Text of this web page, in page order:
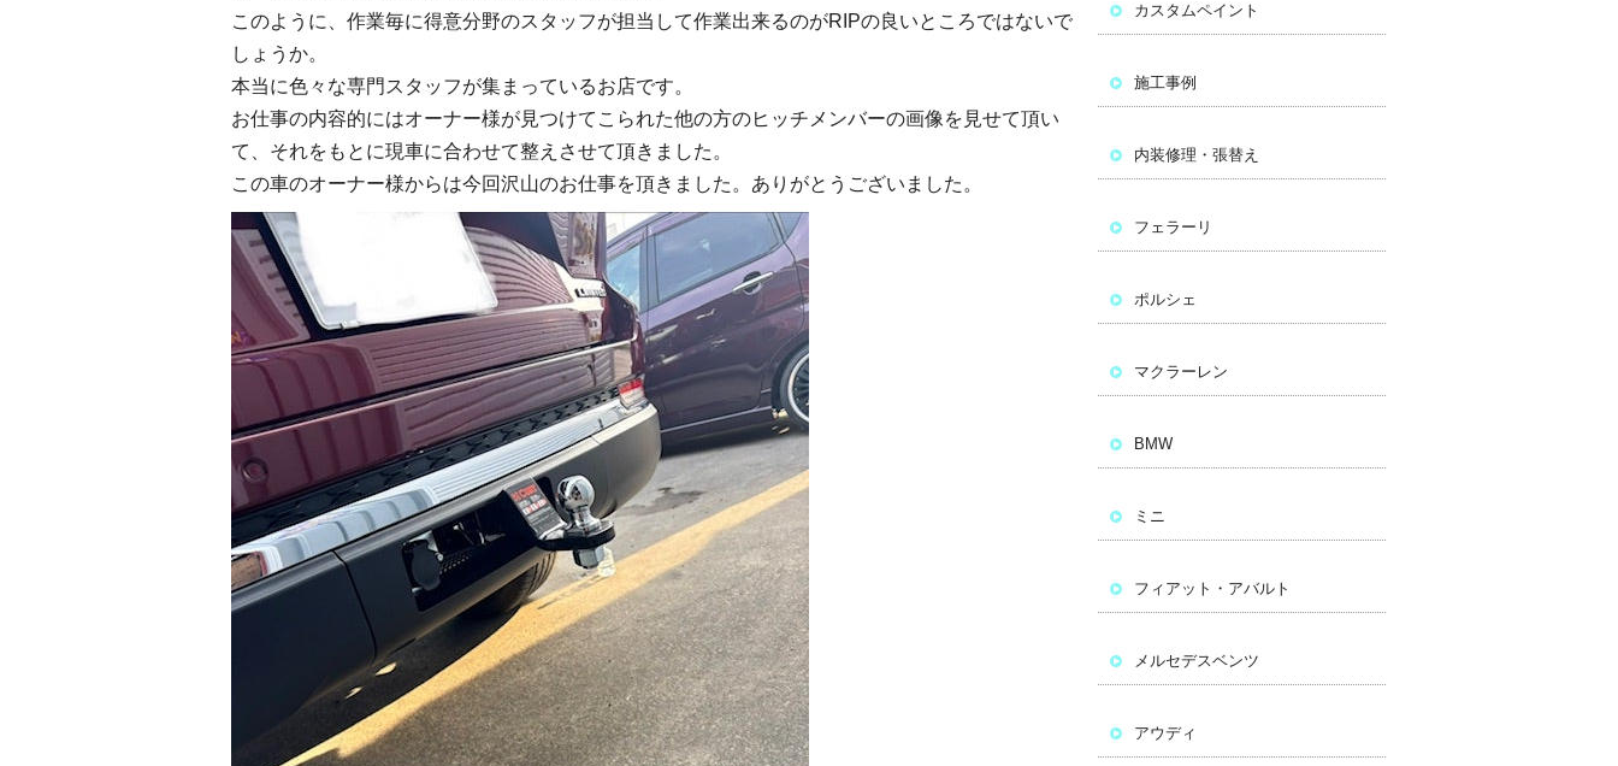
このように、作業毎に得意分野のスタッフが担当して作業出来るのがRIPの良いところではないで
しょうか。
本当に色々な専門スタッフが集まっているお店です。
お仕事の内容的にはオーナー様が見つけてこられた他の方のヒッチメンバーの画像を見せて頂い
て、それをもとに現車に合わせて整えさせて頂きました。
この車のオーナー様からは今回沢山のお仕事を頂きました。ありがとうございました。
カスタムペイント
施工事例
内装修理・張替え
フェラーリ
ポルシェ
マクラーレン
BMW
ミニ
フィアット・アバルト
メルセデスベンツ
アウディ